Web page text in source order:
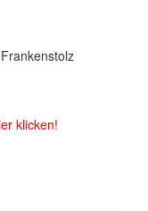
klicken!